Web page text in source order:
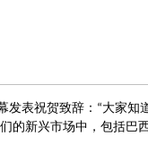
发表祝贺致辞： “大家知
的新兴市场中，包括巴